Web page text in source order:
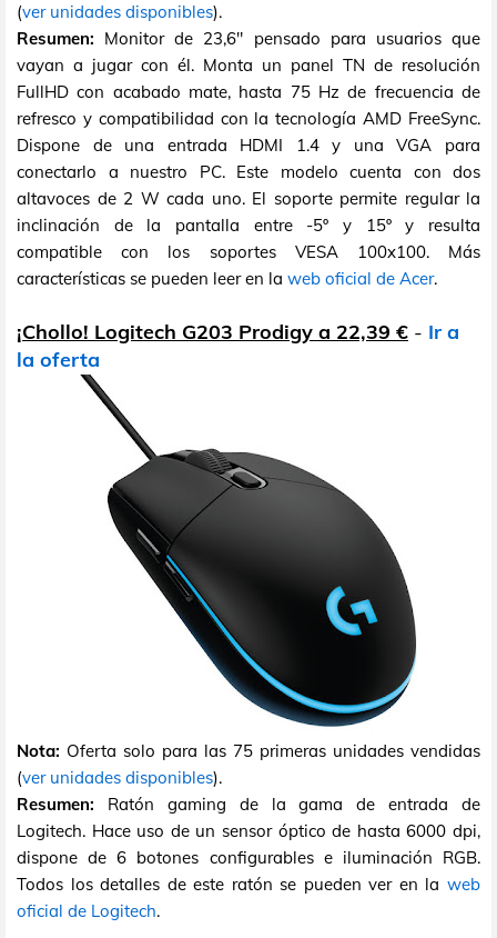
(ver unidades disponibles).
Resumen: Monitor de 23,6" pensado para usuarios que
vayan a jugar con él. Monta un panel TN de resolución
FullHD con acabado mate, hasta 75 Hz de frecuencia de
refresco y compatibilidad con la tecnología AMD FreeSync.
Dispone de una entrada HDMI 1.4 y una VGA para
conectarlo a nuestro PC. Este modelo cuenta con dos
altavoces de 2 W cada uno. El soporte permite regular la
inclinación de la pantalla entre -5º y 15º y resulta
compatible con los soportes VESA 100x100. Más
características se pueden leer en la web oficial de Acer.
¡Chollo! Logitech G203 Prodigy a 22,39 € - Ir a
la oferta
Nota: Oferta solo para las 75 primeras unidades vendidas
(ver unidades disponibles).
Resumen: Ratón gaming de la gama de entrada de
Logitech. Hace uso de un sensor óptico de hasta 6000 dpi,
dispone de 6 botones configurables e iluminación RGB.
Todos los detalles de este ratón se pueden ver en la web
oficial de Logitech.